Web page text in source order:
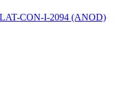
CON-I-2094 (ANOD)